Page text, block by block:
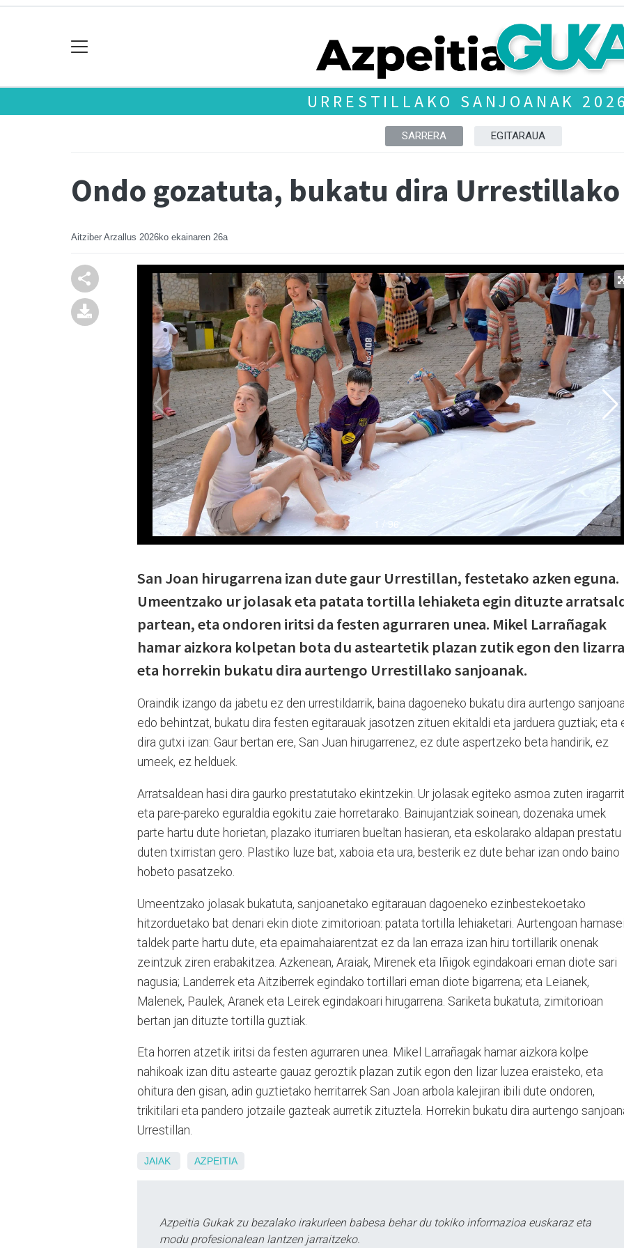
URRESTILLAKO SANJOANAK
SARRERA EGITARAUA
Ondo gozatuta, bukatu dira
Aitziber Arzallus 2026ko ekainaren 26a
San Joan hirugarrena izan dute gaur Urrestillan, festetako azken eguna.
Umeentzako ur jolasak eta patata tortilla lehiaketa egin dituzte
partean, eta ondoren iritsi da festen agurraren unea. Mikel Larrañagak
hamar aizkora kolpetan bota du asteartetik plazan zutik egon den
eta horrekin bukatu dira aurtengo Urrestillako sanjoanak.
Oraindik izango da jabetu ez den urrestildarrik, baina dagoeneko bukatu dira aurtengo
edo behintzat, bukatu dira festen egitarauak jasotzen zituen ekitaldi eta jarduera guztiak; eta
dira gutxi izan: Gaur bertan ere, San Juan hirugarrenez, ez dute aspertzeko beta handirik, ez
umeek, ez helduek.
Arratsaldean hasi dira gaurko prestatutako ekintzekin. Ur jolasak egiteko asmoa zuten
eta pare-pareko eguraldia egokitu zaie horretarako. Bainujantziak soinean, dozenaka umek
parte hartu dute horietan, plazako iturriaren bueltan hasieran, eta eskolarako aldapan prestatu
duten txirristan gero. Plastiko luze bat, xaboia eta ura, besterik ez dute behar izan ondo baino
hobeto pasatzeko.
Umeentzako jolasak bukatuta, sanjoanetako egitarauan dagoeneko ezinbestekoetako
hitzorduetako bat denari ekin diote zimitorioan: patata tortilla lehiaketari. Aurtengoan
taldek parte hartu dute, eta epaimahaiarentzat ez da lan erraza izan hiru tortillarik onenak
zeintzuk ziren erabakitzea. Azkenean, Araiak, Mirenek eta Iñigok egindakoari eman diote sari
nagusia; Landerrek eta Aitziberrek egindako tortillari eman diote bigarrena; eta Leianek,
Malenek, Paulek, Aranek eta Leirek egindakoari hirugarrena. Sariketa bukatuta, zimitorioan
bertan jan dituzte tortilla guztiak.
Eta horren atzetik iritsi da festen agurraren unea. Mikel Larrañagak hamar aizkora kolpe
nahikoak izan ditu astearte gauaz geroztik plazan zutik egon den lizar luzea eraisteko, eta
ohitura den gisan, adin guztietako herritarrek San Joan arbola kalejiran ibili dute ondoren,
trikitilari eta pandero jotzaile gazteak aurretik zituztela. Horrekin bukatu dira aurtengo
Urrestillan.
JAIAK AZPEITIA
Azpeitia Gukak zu bezalako irakurleen babesa behar du tokiko informazioa euskaraz eta
modu profesionalean lantzen jarraitzeko.